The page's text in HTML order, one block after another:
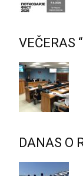
VEČERAS
DANAS O